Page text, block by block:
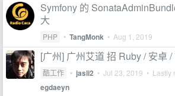
Symfony 的
大
PHP • TangMonk • Aug 1, 2019
[广州] 广州艾道 招 Ruby / 安卓
酷工作 • jasli2 • Jul 23, 2019 • Lastly
egdaeyn